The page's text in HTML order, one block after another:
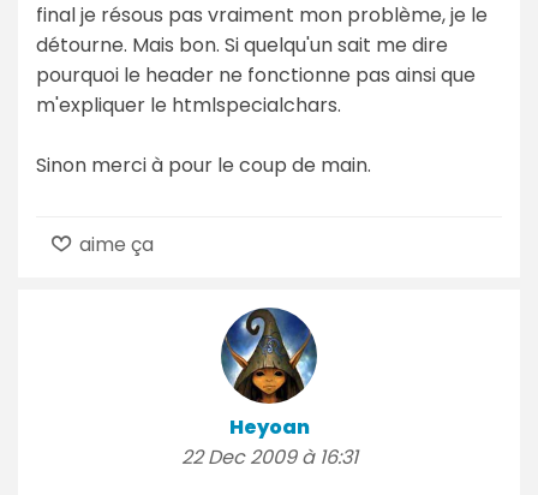
final je résous pas vraiment mon problème, je le
détourne. Mais bon. Si quelqu'un sait me dire
pourquoi le header ne fonctionne pas ainsi que
m'expliquer le htmlspecialchars.
Sinon merci à pour le coup de main.
aime ça
Heyoan
22 Dec 2009 à 16:31